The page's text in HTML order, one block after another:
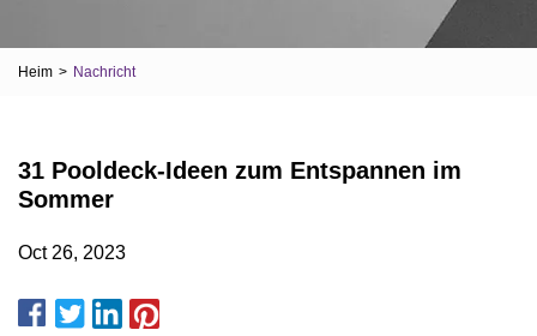
Heim > Nachricht
31 Pooldeck-Ideen zum Entspannen im
Sommer
Oct 26, 2023